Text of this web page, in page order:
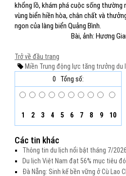
khổng lồ, khám phá cuộc sống thường
vùng biển hiền hòa, chân chất và
ngon của làng biển Quảng Bình.
Bài, ảnh: Hương
Trở về đầu trang
Miền Trung động lực tăng trưởng du
0
Tổng số:
1 2 3 4 5 6 7 8 9 10
Các tin khác
Thông tin du lịch nổi bật tháng 7/2026
Du lịch Việt Nam đạt 56% mục tiêu
Đà Nẵng: Sinh kế bền vững ở Cù Lao